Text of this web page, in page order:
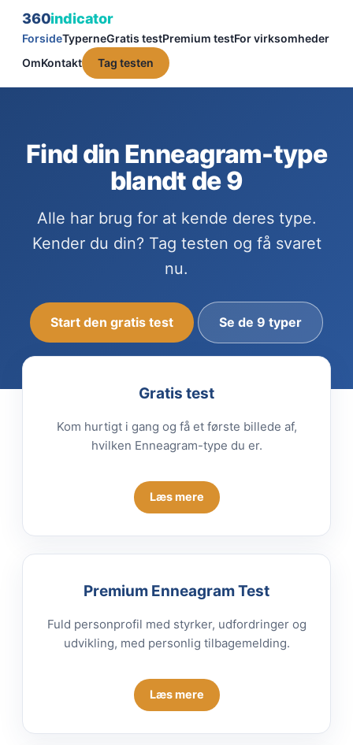
360indicator
ForsideTyperneGratis testPremium testFor virksomheder
OmKontakt Tag testen
Find din Enneagram-type
blandt de 9
Alle har brug for at kende deres type.
Kender du din? Tag testen og få svaret
nu.
Start den gratis test Se de 9 typer
Gratis test
Kom hurtigt i gang og få et første billede af,
hvilken Enneagram-type du er.
Læs mere
Premium Enneagram Test
Fuld personprofil med styrker, udfordringer og
udvikling, med personlig tilbagemelding.
Læs mere